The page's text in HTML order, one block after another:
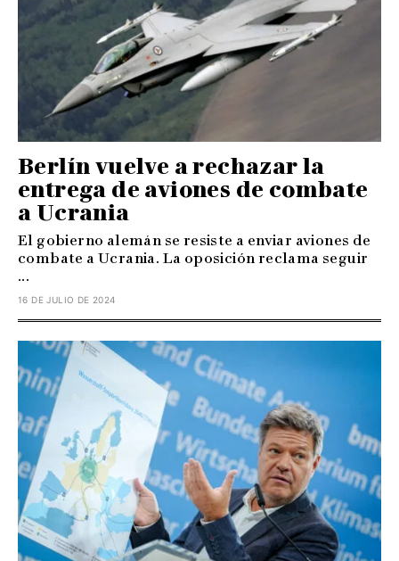
Berlín vuelve a rechazar la
entrega de aviones de combate
a Ucrania
El gobierno alemán se resiste a enviar aviones de
combate a Ucrania. La oposición reclama seguir
...
16 DE JULIO DE 2024